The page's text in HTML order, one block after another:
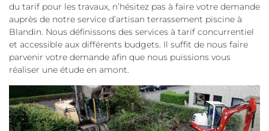
du tarif pour les travaux, n’hésitez pas à faire votre demande
auprès de notre service d’artisan terrassement piscine à
Blandin. Nous définissons des services à tarif concurrentiel
et accessible aux différents budgets. Il suffit de nous faire
parvenir votre demande afin que nous puissions vous
réaliser une étude en amont.